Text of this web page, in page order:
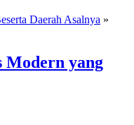
Daerah Asalnya »
Modern yang